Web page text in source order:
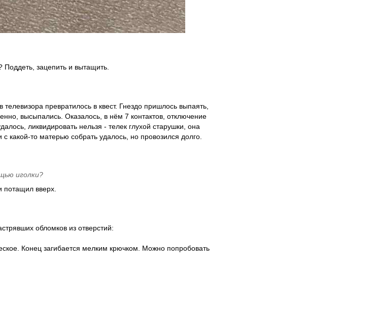
зацепить и вытащить.
превратилось в квест. Гнездо пришлось выпаять,
высыпались. Оказалось, в нём 7 контактов, отключение
ликвидировать нельзя - телек глухой старушки, она
какой-то матерью собрать удалось, но провозился долго.
иголки?
потащил вверх.
обломков из отверстий:
Конец загибается мелким крючком. Можно попробовать